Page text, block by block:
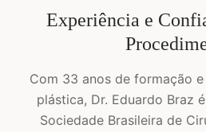
Experiência e
Com 33 anos de formação
plástica, Dr. Eduardo Braz
Sociedade Brasileira de